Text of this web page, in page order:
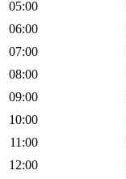
05:00
06:00
07:00
08:00
09:00
10:00
11:00
12:00